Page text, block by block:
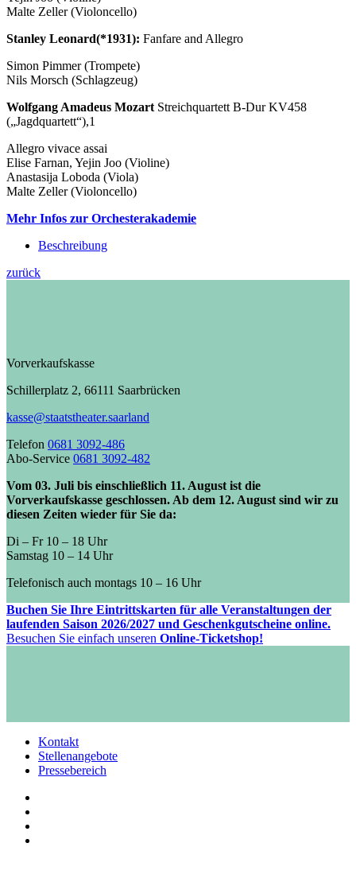
Malte Zeller (Violoncello)
Stanley Leonard(*1931): Fanfare and Allegro
Simon Pimmer (Trompete)
Nils Morsch (Schlagzeug)
Wolfgang Amadeus Mozart Streichquartett B-Dur KV458
(„Jagdquartett“),1
Allegro vivace assai
Elise Farnan, Yejin Joo (Violine)
Anastasija Loboda (Viola)
Malte Zeller (Violoncello)
Mehr Infos zur Orchesterakademie
Beschreibung
zurück
Vorverkaufskasse
Schillerplatz 2, 66111 Saarbrücken
kasse@staatstheater.saarland
Telefon 0681 3092-486
Abo-Service 0681 3092-482
Vom 03. Juli bis einschließlich 11. August ist die
Vorverkaufskasse geschlossen. Ab dem 12. August sind wir zu
diesen Zeiten wieder für Sie da:
Di – Fr 10 – 18 Uhr
Samstag 10 – 14 Uhr
Telefonisch auch montags 10 – 16 Uhr
Buchen Sie Ihre Eintrittskarten für alle Veranstaltungen der
laufenden Saison 2026/2027 und Geschenkgutscheine online.
Besuchen Sie einfach unseren Online-Ticketshop!
Kontakt
Stellenangebote
Pressebereich